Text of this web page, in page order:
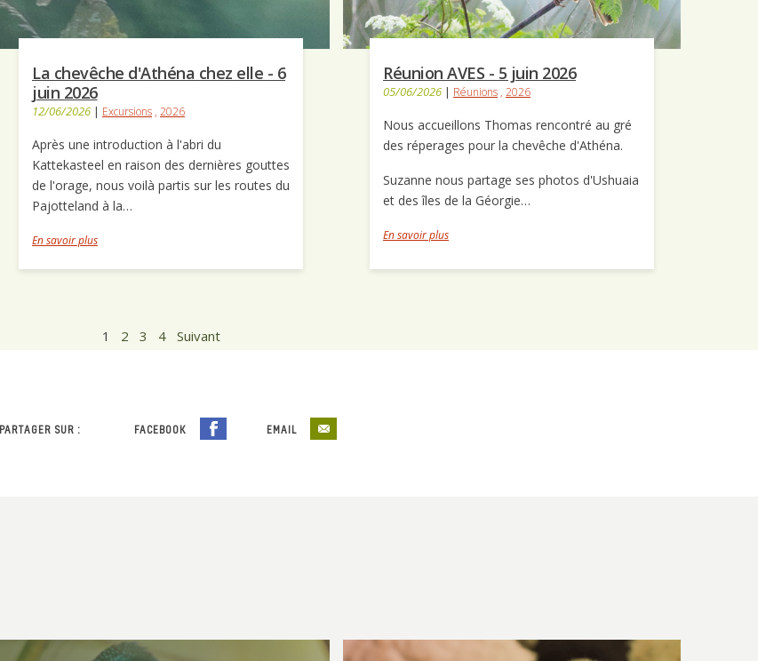
La chevêche d'Athéna chez elle - 6
juin 2026
12/06/2026 | Excursions , 2026
Après une introduction à l'abri du
Kattekasteel en raison des dernières gouttes
de l'orage, nous voilà partis sur les routes du
Pajotteland à la…
En savoir plus
Réunion AVES - 5 juin 2026
05/06/2026 | Réunions , 2026
Nous accueillons Thomas rencontré au gré
des réperages pour la chevêche d'Athéna.
Suzanne nous partage ses photos d'Ushuaia
et des îles de la Géorgie…
En savoir plus
1 2 3 4 Suivant
PARTAGER SUR : FACEBOOK EMAIL